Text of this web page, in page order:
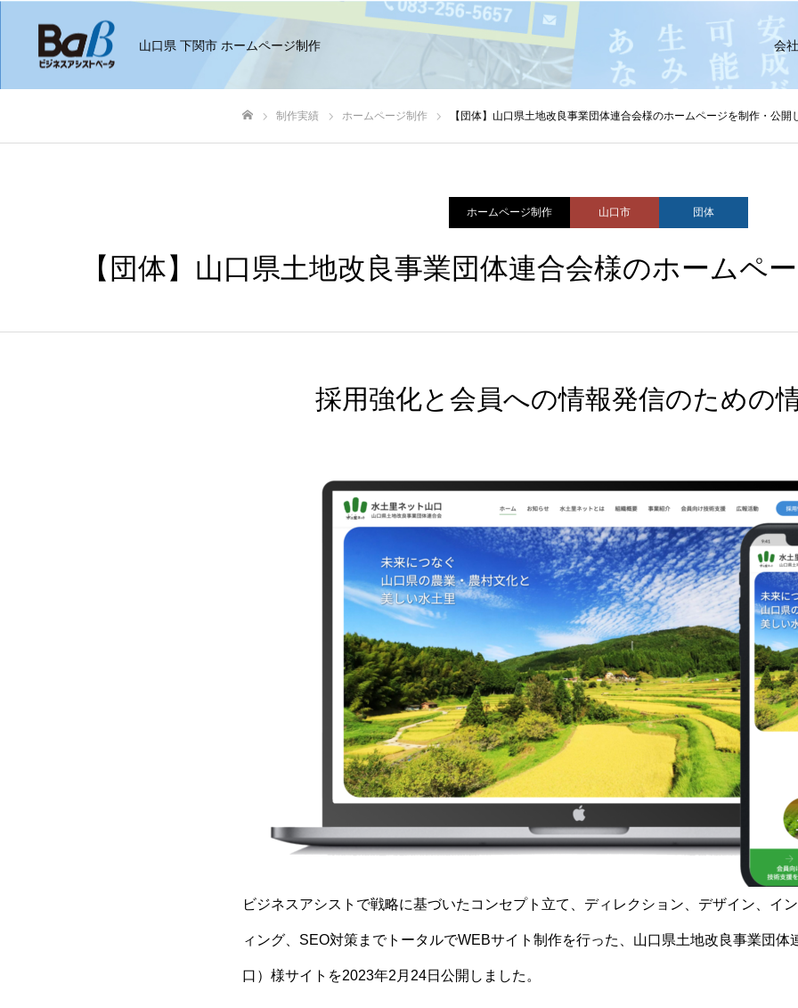
山口県 下関市 ホームページ制作 会
制作実績 ホームページ制作 【団体】山口県土地改良事業団体連合会様のホームページを制作・公開
ホームページ制作 山口市 団体
【団体】山口県土地改良事業団体連合会様のホームペ
採用強化と会員への情報発信のための
ビジネスアシストで戦略に基づいたコンセプト立て、ディレクション、デザイン、イ
ィング、SEO対策までトータルでWEBサイト制作を行った、山口県土地改良事業団体
口）様サイトを2023年2月24日公開しました。